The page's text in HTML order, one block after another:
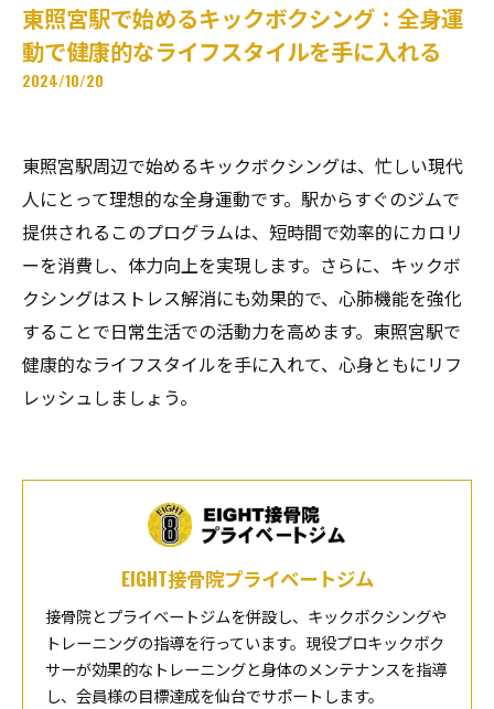
東照宮駅で始めるキックボクシング：全身運
動で健康的なライフスタイルを手に入れる
2024/10/20
東照宮駅周辺で始めるキックボクシングは、忙しい現代
人にとって理想的な全身運動です。駅からすぐのジムで
提供されるこのプログラムは、短時間で効率的にカロリ
ーを消費し、体力向上を実現します。さらに、キックボ
クシングはストレス解消にも効果的で、心肺機能を強化
することで日常生活での活動力を高めます。東照宮駅で
健康的なライフスタイルを手に入れて、心身ともにリフ
レッシュしましょう。
EIGHT接骨院プライベートジム
接骨院とプライベートジムを併設し、キックボクシングや
トレーニングの指導を行っています。現役プロキックボク
サーが効果的なトレーニングと身体のメンテナンスを指導
し、会員様の目標達成を仙台でサポートします。